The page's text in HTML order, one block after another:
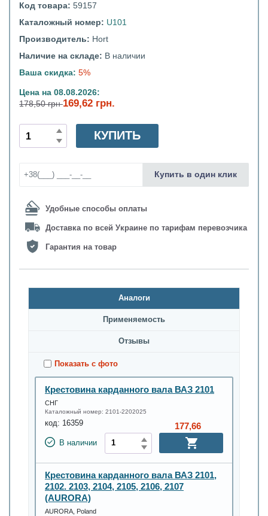
Код товара: 59157
Каталожный номер: U101
Производитель: Hort
Наличие на складе: В наличии
Ваша скидка: 5%
Цена на 08.08.2026:
178,50 грн169,62 грн.
Удобные способы оплаты
Доставка по всей Украине по тарифам перевозчика
Гарантия на товар
КУПИТЬ
Купить в один клик
Аналоги
Применяемость
Oтзывы
Показать с фото
Крестовина карданного вала ВАЗ 2101
СНГ
Каталожный номер: 2101-2202025
код: 16359
В наличии
177,66
Крестовина карданного вала ВАЗ 2101,
2102. 2103, 2104, 2105, 2106, 2107
(AURORA)
AURORA, Poland